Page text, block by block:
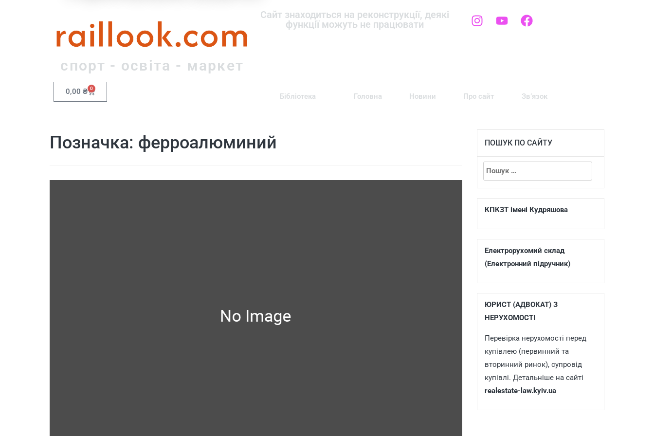
raillook.com
спорт - освіта - маркет
Сайт знаходиться на реконструкції, деякі
функції можуть не працювати
0,00 ₴ 0
Бібліотека Головна Новини Про сайт Зв’язок
Позначка: ферроалюминий ПОШУК ПО САЙТУ
КПКЗТ імені Кудряшова
Електрорухомий склад
(Електронний підручник)
ЮРИСТ (АДВОКАТ) З
НЕРУХОМОСТІ
Перевірка нерухомості перед
купівлею (первинний та
вторинний ринок), супровід
купівлі. Детальніше на сайті
realestate-law.kyiv.ua